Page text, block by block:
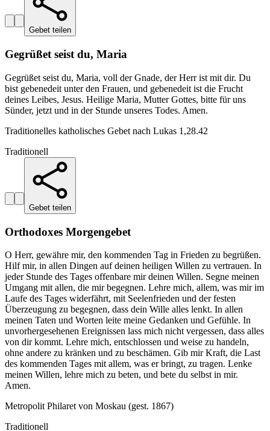
Gebet teilen
Gegrüßet seist du, Maria
Gegrüßet seist du, Maria, voll der Gnade, der Herr ist mit dir. Du
bist gebenedeit unter den Frauen, und gebenedeit ist die Frucht
deines Leibes, Jesus. Heilige Maria, Mutter Gottes, bitte für uns
Sünder, jetzt und in der Stunde unseres Todes. Amen.
Traditionelles katholisches Gebet nach Lukas 1,28.42
Traditionell
Gebet teilen
Orthodoxes Morgengebet
O Herr, gewähre mir, den kommenden Tag in Frieden zu begrüßen.
Hilf mir, in allen Dingen auf deinen heiligen Willen zu vertrauen. In
jeder Stunde des Tages offenbare mir deinen Willen. Segne meinen
Umgang mit allen, die mir begegnen. Lehre mich, allem, was mir im
Laufe des Tages widerfährt, mit Seelenfrieden und der festen
Überzeugung zu begegnen, dass dein Wille alles lenkt. In allen
meinen Taten und Worten leite meine Gedanken und Gefühle. In
unvorhergesehenen Ereignissen lass mich nicht vergessen, dass alles
von dir kommt. Lehre mich, entschlossen und weise zu handeln,
ohne andere zu kränken und zu beschämen. Gib mir Kraft, die Last
des kommenden Tages mit allem, was er bringt, zu tragen. Lenke
meinen Willen, lehre mich zu beten, und bete du selbst in mir.
Amen.
Metropolit Philaret von Moskau (gest. 1867)
Traditionell